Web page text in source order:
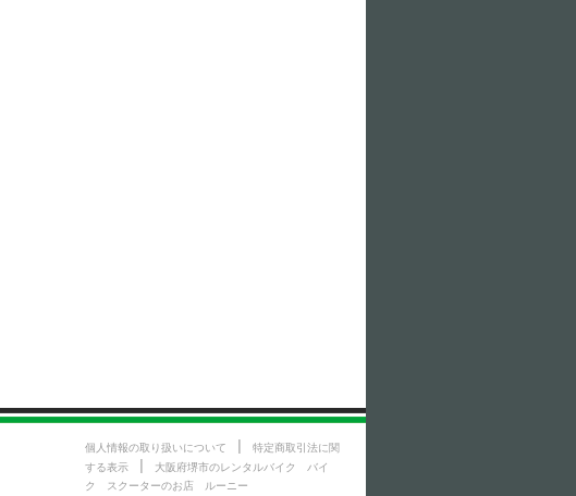
個人情報の取り扱いについて
特定商取引法に関
する表示
大阪府堺市のレンタルバイク バイ
ク スクーターのお店 ルーニー